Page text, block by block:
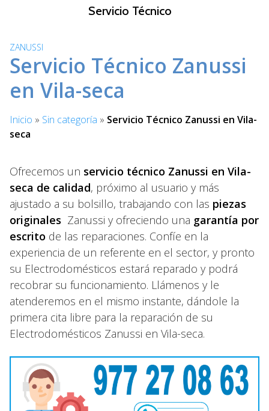
Servicio Técnico
ZANUSSI
Servicio Técnico Zanussi
en Vila-seca
Inicio » Sin categoría » Servicio Técnico Zanussi en Vila-
seca
Ofrecemos un servicio técnico Zanussi en Vila-
seca de calidad, próximo al usuario y más
ajustado a su bolsillo, trabajando con las piezas
originales Zanussi y ofreciendo una garantía por
escrito de las reparaciones. Confíe en la
experiencia de un referente en el sector, y pronto
su Electrodomésticos estará reparado y podrá
recobrar su funcionamiento. Llámenos y le
atenderemos en el mismo instante, dándole la
primera cita libre para la reparación de su
Electrodomésticos Zanussi en Vila-seca.